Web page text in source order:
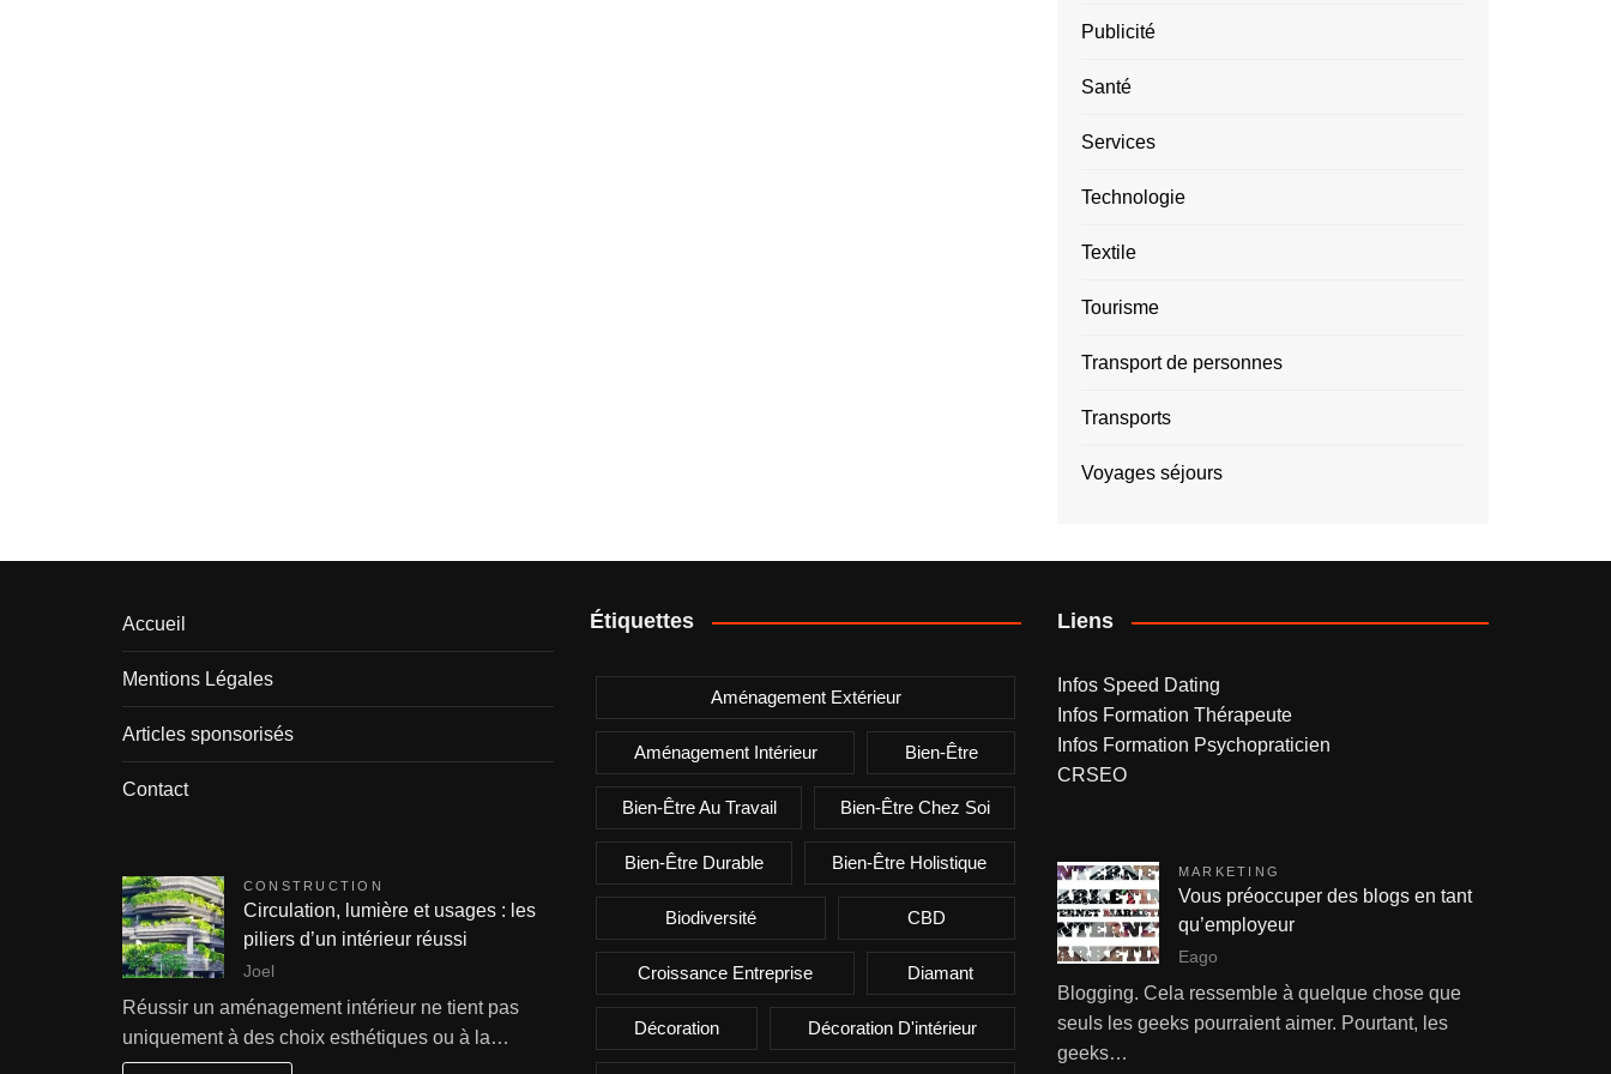
Publicité
Santé
Services
Technologie
Textile
Tourisme
Transport de personnes
Transports
Voyages séjours
Accueil
Mentions Légales
Articles sponsorisés
Contact
CONSTRUCTION
Circulation, lumière et usages : les
piliers d’un intérieur réussi
Joel
Réussir un aménagement intérieur ne tient pas
uniquement à des choix esthétiques ou à la…
Étiquettes
Aménagement Extérieur
Aménagement Intérieur Bien-Être
Bien-Être Au Travail Bien-Être Chez Soi
Bien-Être Durable Bien-Être Holistique
Biodiversité CBD
Croissance Entreprise Diamant
Décoration Décoration D'intérieur
Liens
Infos Speed Dating
Infos Formation Thérapeute
Infos Formation Psychopraticien
CRSEO
MARKETING
Vous préoccuper des blogs en tant
qu’employeur
Eago
Blogging. Cela ressemble à quelque chose que
seuls les geeks pourraient aimer. Pourtant, les
geeks…